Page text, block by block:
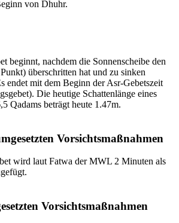
von Dhuhr.
beginnt, nachdem die Sonnenscheibe den
überschritten hat und zu sinken
endet mit dem Beginn der Asr-Gebetszeit
Die heutige Schattenlänge eines
Qadams beträgt heute 1.47m.
Vorsichtsmaßnahmen
wird laut Fatwa der MWL 2 Minuten als
Vorsichtsmaßnahmen